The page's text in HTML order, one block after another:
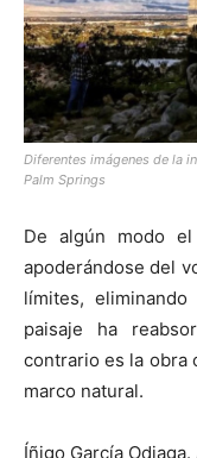
Diferentes imágenes de la
Palm Springs
De algún modo
apoderándose del
límites,
paisaje ha
contrario es la obra
marco natural.
Íñigo García